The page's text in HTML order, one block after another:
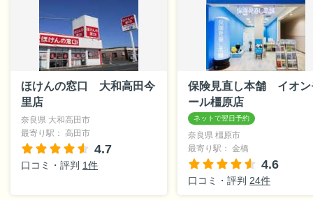
ほけんの窓口 大和高田今
里店
奈良県 大和高田市
最寄り駅： 高田市
4.7
口コミ・評判 1件
保険見直し本舗 イオン
ール橿原店
奈良県 橿原市
最寄り駅： 金橋
4.6
口コミ・評判 24件